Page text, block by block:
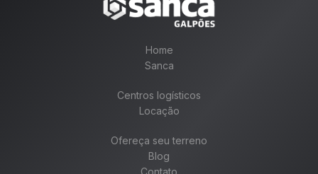
Aeroporto de
Home
Sanca
Centros logísticos
Locação
Ofereça seu terreno
Blog
Contato